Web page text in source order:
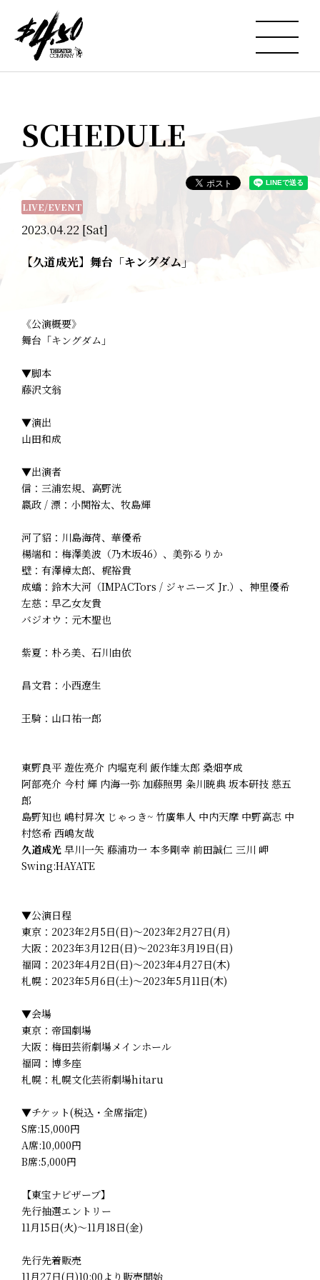
SCHEDULE
2023.04.22 [Sat]
LIVE/EVENT
【久道成光】舞台「キングダム」
《公演概要》
舞台「キングダム」
▼脚本
藤沢文翁
▼演出
山田和成
▼出演者
信：三浦宏規、高野洸
嬴政 / 漂：小関裕太、牧島輝
河了貂：川島海荷、華優希
楊端和：梅澤美波（乃木坂46）、美弥るりか
壁：有澤樟太郎、梶裕貴
成蟜：鈴木大河（IMPACTors / ジャニーズ Jr.）、神里優希
左慈：早乙女友貴
バジオウ：元木聖也
紫夏：朴ろ美、石川由依
昌文君：小西遼生
王騎：山口祐一郎
東野良平 遊佐亮介 内堀克利 飯作雄太郎 桑畑亨成
阿部亮介 今村 輝 内海一弥 加藤照男 粂川暁典 坂本研技 慈五
郎
島野知也 嶋村昇次 じゃっき~ 竹廣隼人 中内天摩 中野高志 中
村悠希 西嶋友哉
久道成光 早川一矢 藤浦功一 本多剛幸 前田誠仁 三川 岬
Swing:HAYATE
▼公演日程
東京：2023年2月5日(日)～2023年2月27日(月)
大阪：2023年3月12日(日)～2023年3月19日(日)
福岡：2023年4月2日(日)～2023年4月27日(木)
札幌：2023年5月6日(土)～2023年5月11日(木)
▼会場
東京：帝国劇場
大阪：梅田芸術劇場メインホール
福岡：博多座
札幌：札幌文化芸術劇場hitaru
▼チケット(税込・全席指定)
S席:15,000円
A席:10,000円
B席:5,000円
【東宝ナビザーブ】
先行抽選エントリー
11月15日(火)～11月18日(金)
先行先着販売
11月27日(日)10:00より販売開始